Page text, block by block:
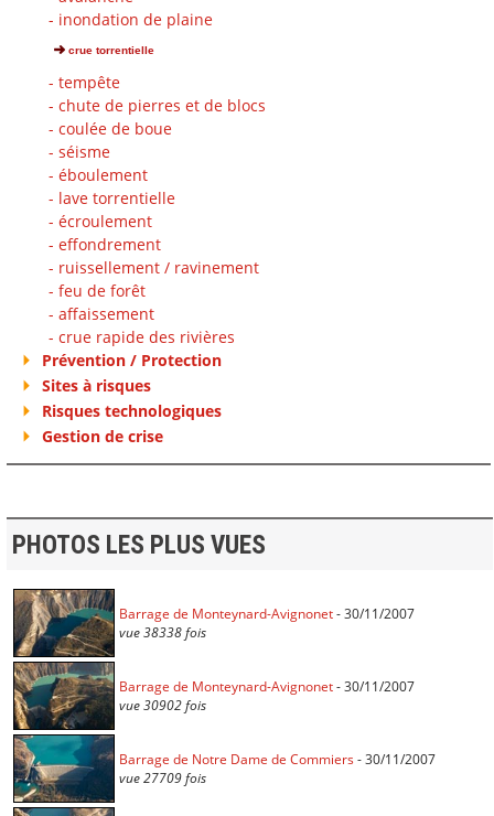
- inondation de plaine
crue torrentielle
- tempête
- chute de pierres et de blocs
- coulée de boue
- séisme
- éboulement
- lave torrentielle
- écroulement
- effondrement
- ruissellement / ravinement
- feu de forêt
- affaissement
- crue rapide des rivières
Prévention / Protection
Sites à risques
Risques technologiques
Gestion de crise
PHOTOS LES PLUS VUES
Barrage de Monteynard-Avignonet- 30/11/2007
vue 38338 fois
Barrage de Monteynard-Avignonet- 30/11/2007
vue 30902 fois
Barrage de Notre Dame de Commiers- 30/11/2007
vue 27709 fois